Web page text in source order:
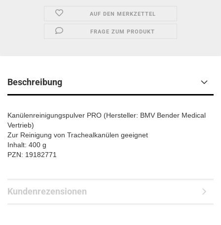
AUF DEN MERKZETTEL
FRAGE ZUM PRODUKT
Beschreibung
Kanülenreinigungspulver PRO (Hersteller: BMV Bender Medical
Vertrieb)
Zur Reinigung von Trachealkanülen geeignet
Inhalt: 400 g
PZN: 19182771
Kundenrezensionen